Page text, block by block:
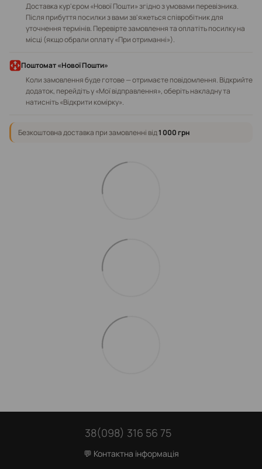
Доставка кур'єром «Нової Пошти» згідно з умовами перевізника.
Після прибуття посилки з вами зв'яжеться співробітник для
уточнення термінів. Перевірте замовлення та оплатіть посилку на
місці (якщо обрали оплату «При отриманні»).
Поштомат «Нової Пошти»
Коли замовлення буде готове — отримаєте повідомлення. Відкрийте
додаток, перейдіть у «Мої відправлення», оберіть накладну та
натисніть «Відкрити комірку».
Безкоштовна доставка при замовленні від1 000 грн
38(098) 316 56 75
💬 Контактна інформація